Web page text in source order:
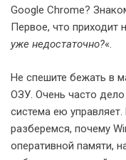
Google Chrome?
Первое, что приходит
уже недостаточно?«.
Не спешите бежать в
ОЗУ. Очень часто
система ею
разберемся, почему
оперативной памяти,